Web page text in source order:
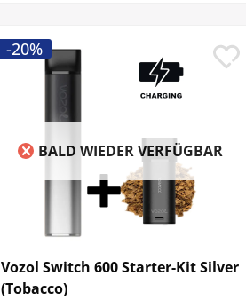
BALD WIEDER VERFÜGBAR
Vozol Switch 600 Starter-Kit Silver
(Tobacco)
-20%